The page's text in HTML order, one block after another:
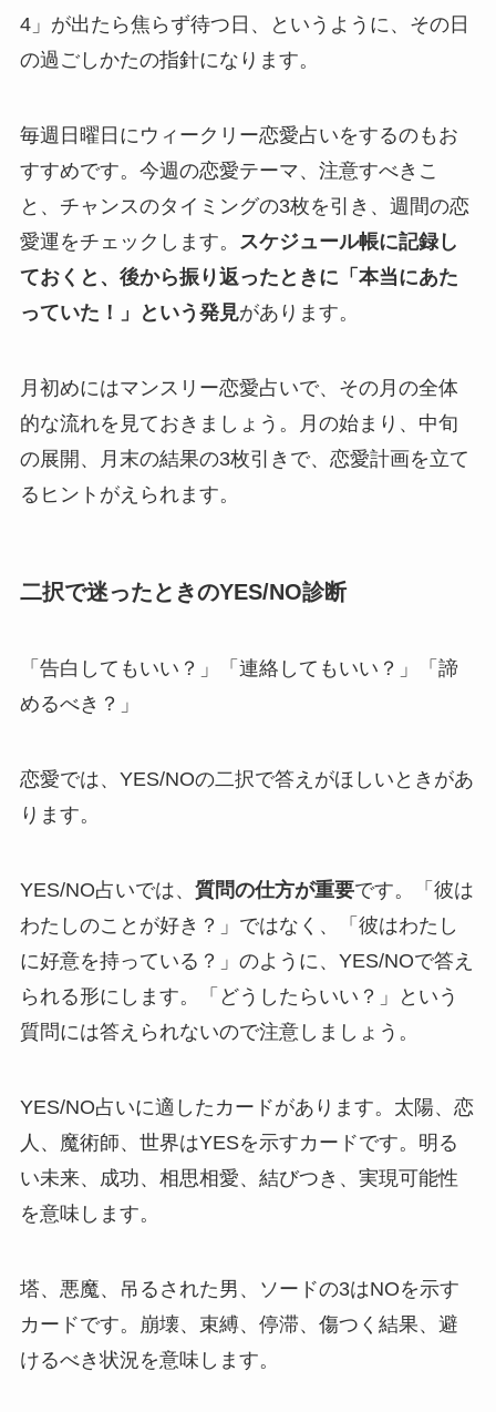
4」が出たら焦らず待つ日、というように、その日
の過ごしかたの指針になります。
毎週日曜日にウィークリー恋愛占いをするのもお
すすめです。今週の恋愛テーマ、注意すべきこ
と、チャンスのタイミングの3枚を引き、週間の恋
愛運をチェックします。 スケジュール帳に記録し
ておくと、後から振り返ったときに「本当にあた
っていた！」という発見があります。
月初めにはマンスリー恋愛占いで、その月の全体
的な流れを見ておきましょう。月の始まり、中旬
の展開、月末の結果の3枚引きで、恋愛計画を立て
るヒントがえられます。
二択で迷ったときのYES/NO診断
「告白してもいい？」「連絡してもいい？」「諦
めるべき？」
恋愛では、YES/NOの二択で答えがほしいときがあ
ります。
YES/NO占いでは、 質問の仕方が重要です。「彼は
わたしのことが好き？」ではなく、「彼はわたし
に好意を持っている？」のように、YES/NOで答え
られる形にします。「どうしたらいい？」という
質問には答えられないので注意しましょう。
YES/NO占いに適したカードがあります。太陽、恋
人、魔術師、世界はYESを示すカードです。明る
い未来、成功、相思相愛、結びつき、実現可能性
を意味します。
塔、悪魔、吊るされた男、ソードの3はNOを示す
カードです。崩壊、束縛、停滞、傷つく結果、避
けるべき状況を意味します。